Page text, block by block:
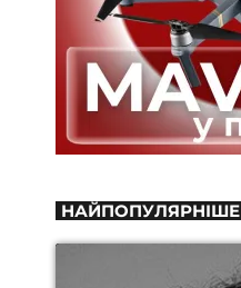
НАЙПОПУЛЯРНІШЕ